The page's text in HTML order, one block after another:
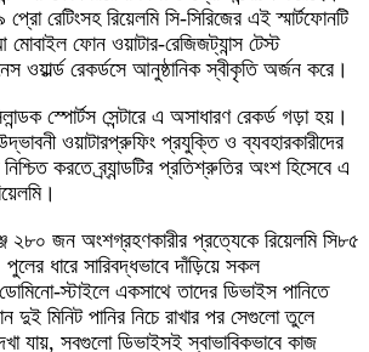
রেটিংসহ রিয়েলমি সি-সিরিজের এই স্মার্টফোনটি
মোবাইল ফোন ওয়াটার-রেজিজট্যান্স টেস্ট
ওয়ার্ল্ড রেকর্ডসে আনুষ্ঠানিক স্বীকৃতি অর্জন করে।
স্পোর্টস সেন্টারে এ অসাধারণ রেকর্ড গড়া হয়।
ওয়াটারপ্রুফিং প্রযুক্তি ও ব্যবহারকারীদের
করতে ব্র্যান্ডটির প্রতিশ্রুতির অংশ হিসেবে এ
২৮০ জন অংশগ্রহণকারীর প্রত্যেকে রিয়েলমি সি৮৫
ধারে সারিবদ্ধভাবে দাঁড়িয়ে সকল
স্টাইলে একসাথে তাদের ডিভাইস পানিতে
দুই মিনিট পানির নিচে রাখার পর সেগুলো তুলে
যায়, সবগুলো ডিভাইসই স্বাভাবিকভাবে কাজ